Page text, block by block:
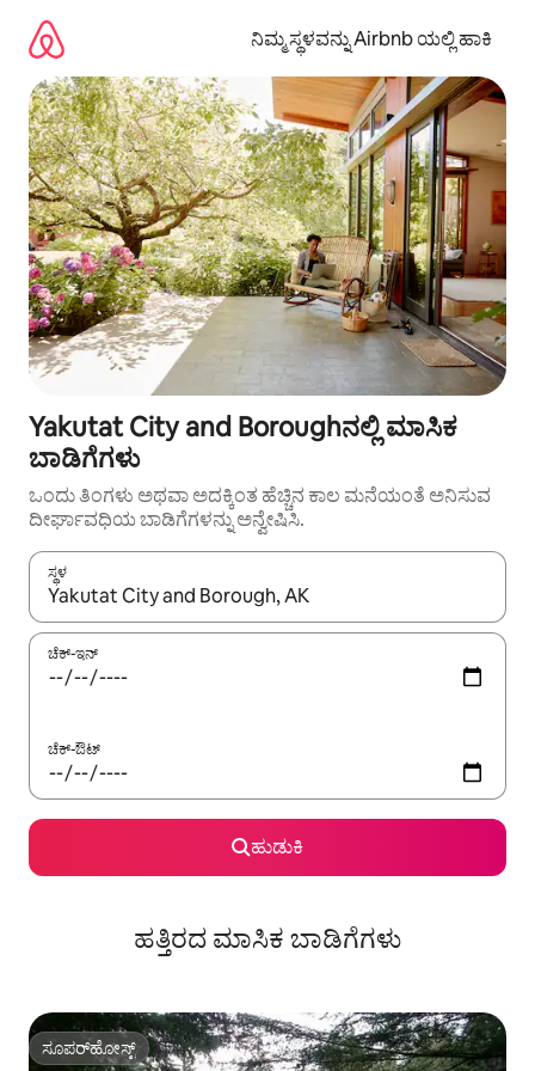
ಹೋಗಿ
ನಿಮ್ಮ ಸ್ಥಳವನ್ನು Airbnb ಯಲ್ಲಿ ಹಾಕಿ
Yakutat City and Boroughನಲ್ಲಿ ಮಾಸಿಕ
ಬಾಡಿಗೆಗಳು
ಒಂದು ತಿಂಗಳು ಅಥವಾ ಅದಕ್ಕಿಂತ ಹೆಚ್ಚಿನ ಕಾಲ ಮನೆಯಂತೆ ಅನಿಸುವ
ದೀರ್ಘಾವಧಿಯ ಬಾಡಿಗೆಗಳನ್ನು ಅನ್ವೇಷಿಸಿ.
ಸ್ಥಳ
ಫಲಿತಾಂಶಗಳು ಲಭ್ಯವಿರುವಾಗ, ಅಪ್ ಮತ್ತು ಡೌನ್ ಬಾಣದ ಕೀಲಿಗಳೊಂದಿಗೆ
ಚೆಕ್-ಇನ್
ಚೆಕ್-ಔಟ್
ಹುಡುಕಿ
ಹತ್ತಿರದ ಮಾಸಿಕ ಬಾಡಿಗೆಗಳು
ಸೂಪರ್‌ಹೋಸ್ಟ್
ಸೂಪರ್‌ಹೋಸ್ಟ್